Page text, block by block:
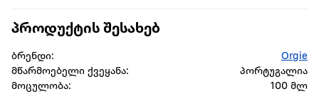
პროდუქტის შესახებ
ბრენდი:
Orgie
მწარმოებელი ქვეყანა:
პორტუგალია
მოცულობა:
100 მლ